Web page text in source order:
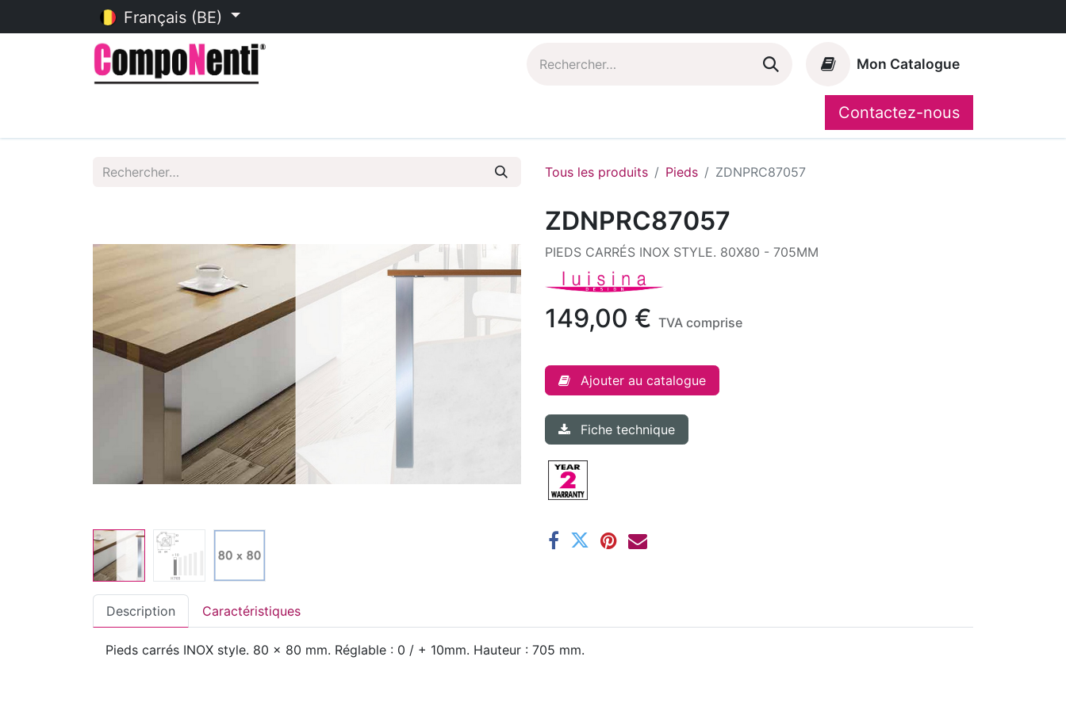
Français (BE)
Mon Catalogue
CompoShop
Contactez-nous
Tous les produits Pieds ZDNPRC87057
ZDNPRC87057
PIEDS CARRÉS INOX STYLE. 80X80 - 705MM
149,00 € TVA comprise
Ajouter au catalogue
Fiche technique
Description Caractéristiques
Pieds carrés INOX style. 80 x 80 mm. Réglable : 0 / + 10mm. Hauteur : 705 mm.